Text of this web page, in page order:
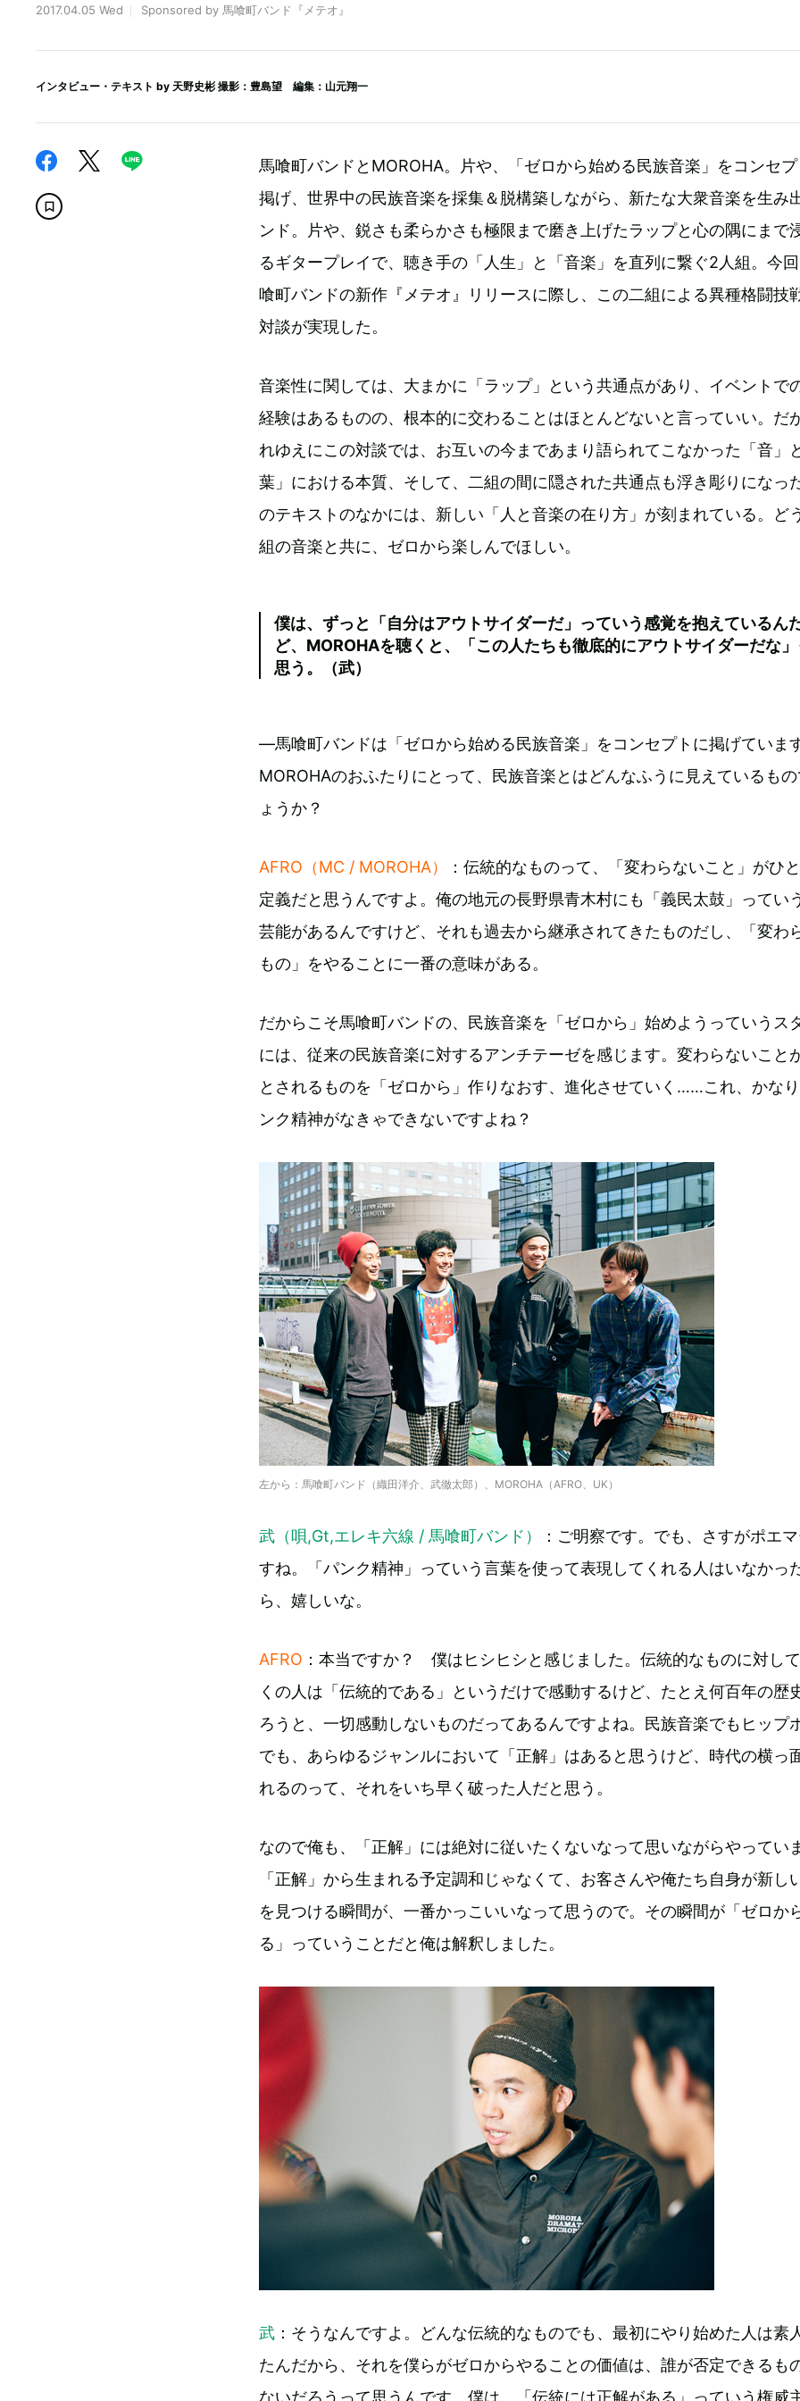
2017.04.05 Wed Sponsored by 馬喰町バンド『メテオ』
インタビュー・テキスト by 天野史彬撮影：豊島望 編集：山元翔一
馬喰町バンドとMOROHA。片や、「ゼロから始める民族音楽」をコンセプ
掲げ、世界中の民族音楽を採集＆脱構築しながら、新たな大衆音楽を生み
ンド。片や、鋭さも柔らかさも極限まで磨き上げたラップと心の隅にまで
るギタープレイで、聴き手の「人生」と「音楽」を直列に繋ぐ2人組。今
喰町バンドの新作『メテオ』リリースに際し、この二組による異種格闘技
対談が実現した。
音楽性に関しては、大まかに「ラップ」という共通点があり、イベントで
経験はあるものの、根本的に交わることはほとんどないと言っていい。だ
れゆえにこの対談では、お互いの今まであまり語られてこなかった「音」
葉」における本質、そして、二組の間に隠された共通点も浮き彫りになっ
のテキストのなかには、新しい「人と音楽の在り方」が刻まれている。ど
組の音楽と共に、ゼロから楽しんでほしい。
僕は、ずっと「自分はアウトサイダーだ」っていう感覚を抱えているん
ど、MOROHAを聴くと、「この人たちも徹底的にアウトサイダーだな
思う。（武）
―馬喰町バンドは「ゼロから始める民族音楽」をコンセプトに掲げています
MOROHAのおふたりにとって、民族音楽とはどんなふうに見えているもの
ょうか？
AFRO（MC / MOROHA）
：伝統的なものって、「変わらないこと」がひ
定義だと思うんですよ。俺の地元の長野県青木村にも「義民太鼓」ってい
芸能があるんですけど、それも過去から継承されてきたものだし、「変わ
もの」をやることに一番の意味がある。
だからこそ馬喰町バンドの、民族音楽を「ゼロから」始めようっていうス
には、従来の民族音楽に対するアンチテーゼを感じます。変わらないこと
とされるものを「ゼロから」作りなおす、進化させていく……これ、かな
ンク精神がなきゃできないですよね？
左から：馬喰町バンド（織田洋介、武徹太郎）、MOROHA（AFRO、UK）
武（唄,Gt,エレキ六線 / 馬喰町バンド）
：ご明察です。でも、さすがポエ
すね。「パンク精神」っていう言葉を使って表現してくれる人はいなかっ
ら、嬉しいな。
AFRO ：本当ですか？ 僕はヒシヒシと感じました。伝統的なものに対し
くの人は「伝統的である」というだけで感動するけど、たとえ何百年の歴
ろうと、一切感動しないものだってあるんですよね。民族音楽でもヒップ
でも、あらゆるジャンルにおいて「正解」はあると思うけど、時代の横っ
れるのって、それをいち早く破った人だと思う。
なので俺も、「正解」には絶対に従いたくないなって思いながらやってい
「正解」から生まれる予定調和じゃなくて、お客さんや俺たち自身が新し
を見つける瞬間が、一番かっこいいなって思うので。その瞬間が「ゼロか
る」っていうことだと俺は解釈しました。
武 ：そうなんですよ。どんな伝統的なものでも、最初にやり始めた人は素
たんだから、それを僕らがゼロからやることの価値は、誰が否定できるも
ないだろうって思うんです。僕は、「伝統には正解がある」っていう権威